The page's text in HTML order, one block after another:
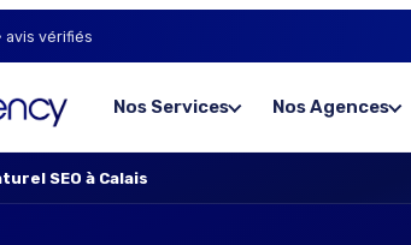
avis vérifiés
Nos Services Nos Agences
SEO à Calais